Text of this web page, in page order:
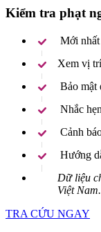
Kiểm tra phạt
Mới
Xem vị
Bảo mật
Nhắc
Cảnh
Hướng
Dữ liệu
Việt Nam.
TRA CỨU NGAY